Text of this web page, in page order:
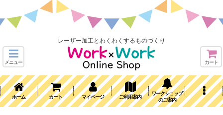
レーザー加工とわくわくするものづくり
メニュー カート
ホーム カート マイページ ご利用案内
ワークショップ
のご案内